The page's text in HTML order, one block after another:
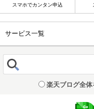
スマホでカンタン申込
サービス一覧
楽天ブログ全